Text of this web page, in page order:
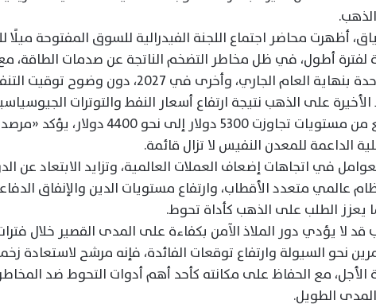
أظهرت محاضر اجتماع اللجنة الفيدرالية للسوق المفتوحة ميلًا
لفترة أطول، في ظل مخاطر التضخم الناتجة عن صدمات
العام الجاري، وأخرى في 2027، دون وضوح توقيت التنفيذ.
على الذهب نتيجة ارتفاع أسعار النفط والتوترات
الأسعار للتراجع من مستويات تجاوزت 5300 دولار إلى
الداعمة للمعدن النفيس لا تزال قائمة.
في اتجاهات إضعاف العملات العالمية، وتزايد الابتعاد عن
عالمي متعدد الأقطاب، وارتفاع مستويات الدين والإنفاق
يعزز الطلب على الذهب كأداة تحوط.
لا يؤدي دور الملاذ الآمن بكفاءة على المدى القصير خلال
نحو السيولة وارتفاع توقعات الفائدة، فإنه مرشح لاستعادة
مع الحفاظ على مكانته كأحد أهم أدوات التحوط ضد
الطويل.